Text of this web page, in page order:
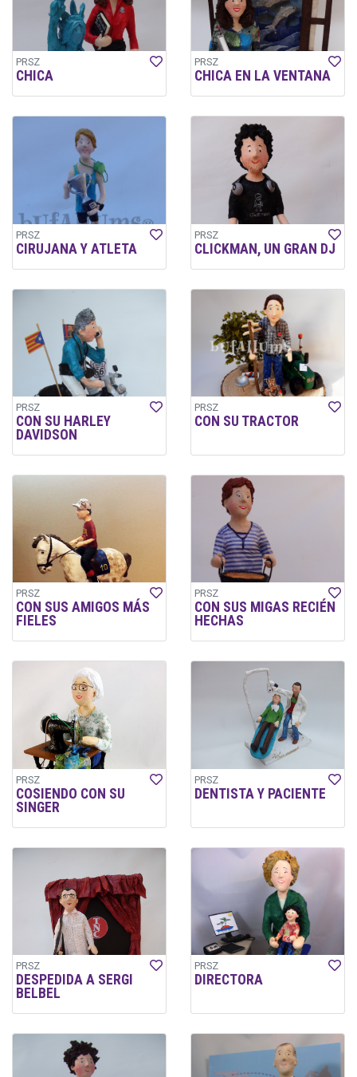
PRSZ
CHICA
PRSZ
CHICA EN LA VENTANA
PRSZ
CIRUJANA Y ATLETA
PRSZ
CLICKMAN, UN GRAN DJ
PRSZ
CON SU HARLEY
DAVIDSON
PRSZ
CON SU TRACTOR
PRSZ
CON SUS AMIGOS MÁS
FIELES
PRSZ
CON SUS MIGAS RECIÉN
HECHAS
PRSZ
COSIENDO CON SU
SINGER
PRSZ
DENTISTA Y PACIENTE
PRSZ
DESPEDIDA A SERGI
BELBEL
PRSZ
DIRECTORA